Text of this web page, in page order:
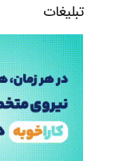
تبلیغات